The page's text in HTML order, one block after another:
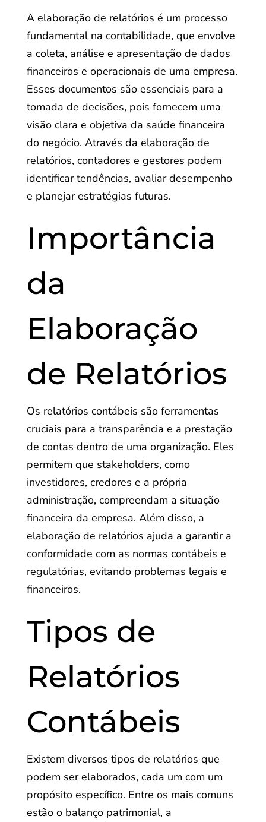
A elaboração de relatórios é um processo
fundamental na contabilidade, que envolve
a coleta, análise e apresentação de dados
financeiros e operacionais de uma empresa.
Esses documentos são essenciais para a
tomada de decisões, pois fornecem uma
visão clara e objetiva da saúde financeira
do negócio. Através da elaboração de
relatórios, contadores e gestores podem
identificar tendências, avaliar desempenho
e planejar estratégias futuras.
Importância
da
Elaboração
de Relatórios
Os relatórios contábeis são ferramentas
cruciais para a transparência e a prestação
de contas dentro de uma organização. Eles
permitem que stakeholders, como
investidores, credores e a própria
administração, compreendam a situação
financeira da empresa. Além disso, a
elaboração de relatórios ajuda a garantir a
conformidade com as normas contábeis e
regulatórias, evitando problemas legais e
financeiros.
Tipos de
Relatórios
Contábeis
Existem diversos tipos de relatórios que
podem ser elaborados, cada um com um
propósito específico. Entre os mais comuns
estão o balanço patrimonial, a